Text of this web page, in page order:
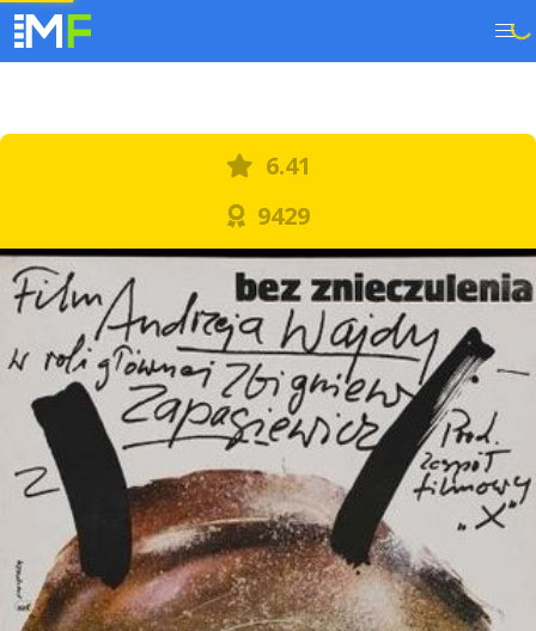
6.41
9429